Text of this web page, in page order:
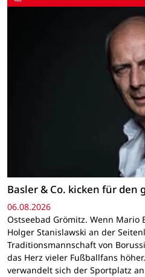
Basler & Co. kicken für den
06.08.2026
Ostseebad Grömitz. Wenn Mario
Holger Stanislawski an der
Traditionsmannschaft von
das Herz vieler Fußballfans
verwandelt sich der Sportplatz